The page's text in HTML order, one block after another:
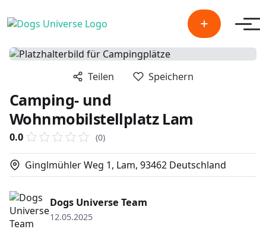
Teilen Speichern
Camping- und
Wohnmobilstellplatz Lam
0.0 (0)
Ginglmühler Weg 1, Lam, 93462 Deutschland
Dogs Universe Team
12.05.2025